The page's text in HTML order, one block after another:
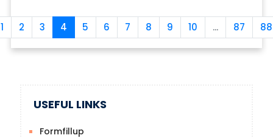
1 2 3 4 5 6 7 8 9 10 ... 87 88
USEFUL LINKS
Formfillup